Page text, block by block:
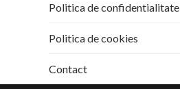
Politica de confidentialitate
Politica de cookies
Contact